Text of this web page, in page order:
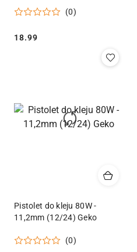
(0)
Cena:
18.99
Pistolet do kleju 80W -
11,2mm (12/24) Geko
(0)